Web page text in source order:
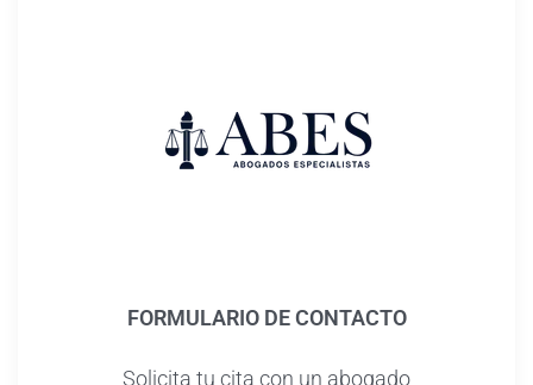
FORMULARIO DE CONTACTO
Solicita tu cita con un abogado